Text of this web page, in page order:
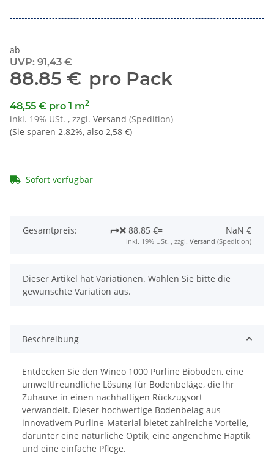
ab
UVP: 91,43 €
88.85 € pro Pack
48,55 € pro 1 m2
inkl. 19% USt. , zzgl. Versand (Spedition)
(Sie sparen 2.82%, also 2,58 €)
Sofort verfügbar
Gesamtpreis: 88.85 €= NaN €
inkl. 19% USt. , zzgl. Versand (Spedition)
x
Dieser Artikel hat Variationen. Wählen Sie bitte die
gewünschte Variation aus.
Beschreibung
Entdecken Sie den Wineo 1000 Purline Bioboden, eine
umweltfreundliche Lösung für Bodenbeläge, die Ihr
Zuhause in einen nachhaltigen Rückzugsort
verwandelt. Dieser hochwertige Bodenbelag aus
innovativem Purline-Material bietet zahlreiche Vorteile,
darunter eine natürliche Optik, eine angenehme Haptik
und eine einfache Pflege.